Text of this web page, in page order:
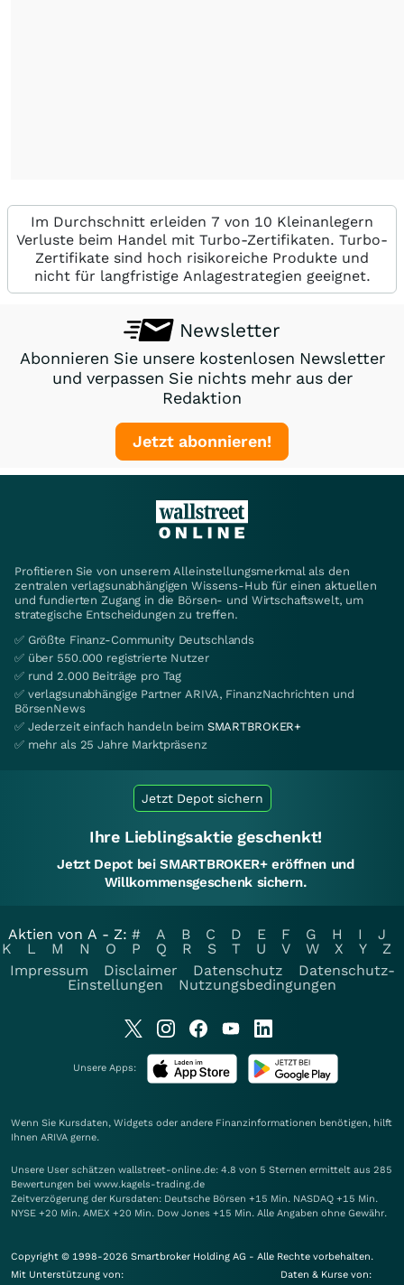
Im Durchschnitt erleiden 7 von 10 Kleinanlegern
Verluste beim Handel mit Turbo-Zertifikaten. Turbo-
Zertifikate sind hoch risikoreiche Produkte und
nicht für langfristige Anlagestrategien geeignet.
Newsletter
Abonnieren Sie unsere kostenlosen Newsletter
und verpassen Sie nichts mehr aus der
Redaktion
Jetzt abonnieren!
Profitieren Sie von unserem Alleinstellungsmerkmal als den
zentralen verlagsunabhängigen Wissens-Hub für einen aktuellen
und fundierten Zugang in die Börsen- und Wirtschaftswelt, um
strategische Entscheidungen zu treffen.
✅ Größte Finanz-Community Deutschlands
✅ über 550.000 registrierte Nutzer
✅ rund 2.000 Beiträge pro Tag
✅ verlagsunabhängige Partner ARIVA, FinanzNachrichten und
BörsenNews
✅ Jederzeit einfach handeln beim SMARTBROKER+
✅ mehr als 25 Jahre Marktpräsenz
Jetzt Depot sichern
Ihre Lieblingsaktie geschenkt!
Jetzt Depot bei SMARTBROKER+ eröffnen und
Willkommensgeschenk sichern.
Aktien von A - Z: # A B C D E F G H I
J
K
L M N O P Q R S T U V W X Y
Z
Impressum
Disclaimer Datenschutz
Datenschutz-
Einstellungen
Nutzungsbedingungen
Unsere Apps:
Wenn Sie Kursdaten, Widgets oder andere Finanzinformationen benötigen, hilft
Ihnen ARIVA gerne.
Unsere User schätzen wallstreet-online.de: 4.8 von 5 Sternen ermittelt aus 285
Bewertungen bei www.kagels-trading.de
Zeitverzögerung der Kursdaten: Deutsche Börsen +15 Min. NASDAQ +15 Min.
NYSE +20 Min. AMEX +20 Min. Dow Jones +15 Min. Alle Angaben ohne Gewähr.
Copyright © 1998-2026 Smartbroker Holding AG - Alle Rechte vorbehalten.
Mit Unterstützung von:
Daten & Kurse von: